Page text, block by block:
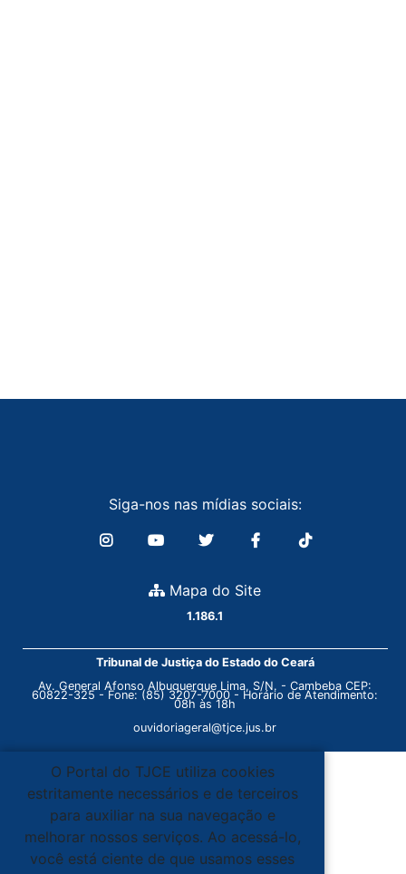
Siga-nos nas mídias sociais:
Mapa do Site
1.186.1
Tribunal de Justiça do Estado do Ceará
Av. General Afonso Albuquerque Lima, S/N. - Cambeba CEP:
60822-325 - Fone: (85) 3207-7000 - Horário de Atendimento:
08h às 18h
ouvidoriageral@tjce.jus.br
O Portal do TJCE utiliza cookies
estritamente necessários e de terceiros
para auxiliar na sua navegação e
melhorar nossos serviços. Ao acessá-lo,
você está ciente de que usamos esses